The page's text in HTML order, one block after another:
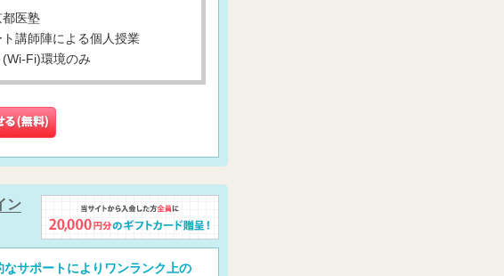
医塾
講師陣による個人授業
Fi)環境のみ
ン
サポートによりワンランク上の